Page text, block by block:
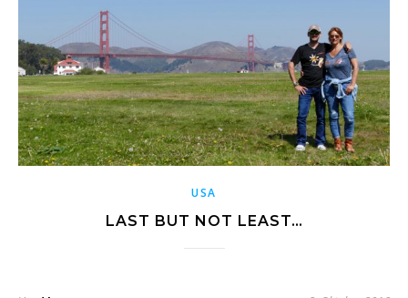
USA
LAST BUT NOT LEAST…